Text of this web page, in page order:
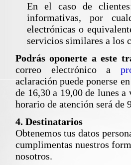
En el caso de
informativas, por
electrónicas o
servicios similares a los
Podrás oponerte a este
correo electrónico a
aclaración puede ponerse
de 16,30 a 19,00 de lunes
horario de atención será de
4. Destinatarios
Obtenemos tus datos
cumplimentas nuestros
nosotros.